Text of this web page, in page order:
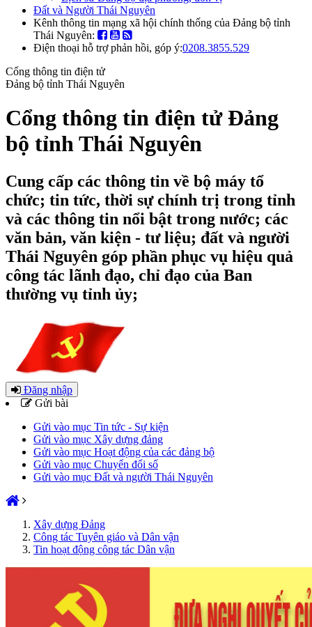
Đất và Người Thái Nguyên
Kênh thông tin mạng xã hội chính thống của Đảng bộ tỉnh
Thái Nguyên:
Điện thoại hỗ trợ phản hồi, góp ý:0208.3855.529
Cổng thông tin điện tử
Đảng bộ tỉnh Thái Nguyên
Cổng thông tin điện tử Đảng
bộ tỉnh Thái Nguyên
Cung cấp các thông tin về bộ máy tổ
chức; tin tức, thời sự chính trị trong tỉnh
và các thông tin nổi bật trong nước; các
văn bản, văn kiện - tư liệu; đất và người
Thái Nguyên góp phần phục vụ hiệu quả
công tác lãnh đạo, chỉ đạo của Ban
thường vụ tỉnh ủy;
Đăng nhập
Gửi bài
Gửi vào mục Tin tức - Sự kiện
Gửi vào mục Xây dựng đảng
Gửi vào mục Hoạt động của các đảng bộ
Gửi vào mục Chuyển đổi số
Gửi vào mục Đất và người Thái Nguyên
Xây dựng Đảng
Công tác Tuyên giáo và Dân vận
Tin hoạt động công tác Dân vận